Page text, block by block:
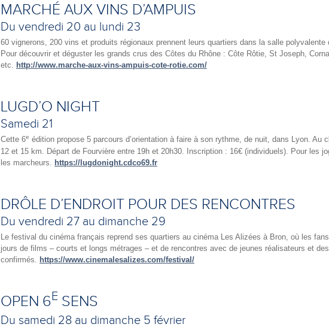
MARCHÉ AUX VINS D’AMPUIS
Du vendredi 20 au lundi 23
60 vignerons, 200 vins et produits régionaux prennent leurs quartiers dans la salle polyvalente
Pour découvrir et déguster les grands crus des Côtes du Rhône : Côte Rôtie, St Joseph,
etc.
http://www.marche-aux-vins-ampuis-cote-rotie.com/
LUGD’O NIGHT
Samedi 21
Cette 6e édition propose 5 parcours d’orientation à faire à son rythme, de nuit, dans Lyon. Au
12 et 15 km. Départ de Fourvière entre 19h et 20h30. Inscription : 16€ (individuels). Pour les
les marcheurs. https://lugdonight.cdco69.fr
DRÔLE D’ENDROIT POUR DES RENCONTRES
Du vendredi 27 au dimanche 29
Le festival du cinéma français reprend ses quartiers au cinéma Les Alizées à Bron, où les
jours de films – courts et longs métrages – et de rencontres avec de jeunes réalisateurs et
confirmés. https://www.cinemalesalizes.com/festival/
OPEN 6ESENS
Du samedi 28 au dimanche 5 février